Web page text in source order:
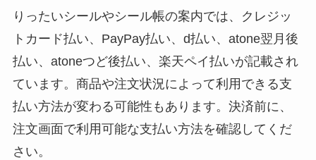
りったいシールやシール帳の案内では、クレジッ
トカード払い、PayPay払い、d払い、atone翌月後
払い、atoneつど後払い、楽天ペイ払いが記載され
ています。商品や注文状況によって利用できる支
払い方法が変わる可能性もあります。決済前に、
注文画面で利用可能な支払い方法を確認してくだ
さい。